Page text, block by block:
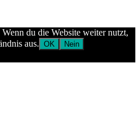
du die Website weiter nutzt,
aus. OK
Nein